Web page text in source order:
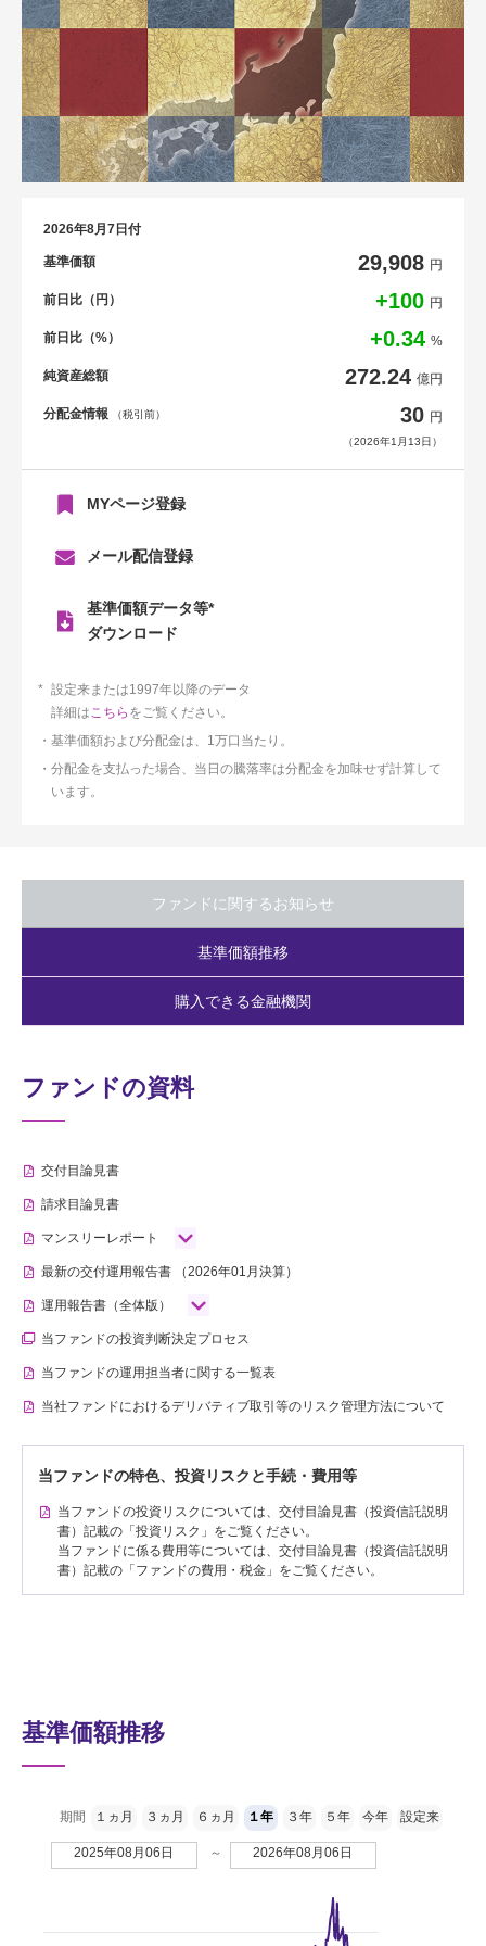
2026年8月7日付
基準価額 29,908 円
前日比（円） +100 円
前日比（%） +0.34 %
純資産総額 272.24 億円
分配金情報 （税引前） 30 円
（2026年1月13日）
MYページ登録
メール配信登録
基準価額データ等*
ダウンロード
設定来または1997年以降のデータ
詳細はこちら をご覧ください。
基準価額および分配金は、1万口当たり。
分配金を支払った場合、当日の騰落率は分配金を加味せず計算して
います。
ファンドに関するお知らせ
基準価額推移
購入できる金融機関
ファンドの資料
交付目論見書
請求目論見書
マンスリーレポート
最新の交付運用報告書 （2026年01月決算）
運用報告書（全体版）
当ファンドの投資判断決定プロセス
当ファンドの運用担当者に関する一覧表
当社ファンドにおけるデリバティブ取引等のリスク管理方法について
当ファンドの特色、投資リスクと手続・費用等
当ファンドの投資リスクについては、交付目論見書（投資信託説明
書）記載の「投資リスク」をご覧ください。
当ファンドに係る費用等については、交付目論見書（投資信託説明
書）記載の「ファンドの費用・税金」をご覧ください。
基準価額推移
期間 １ヵ月 ３ヵ月 ６ヵ月 １年 ３年 ５年 今年 設定来
2025年08月06日 ～ 2026年08月06日